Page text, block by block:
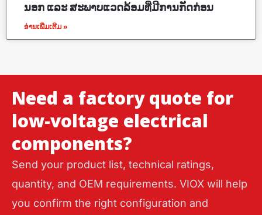
ນອກ ແລະ ສະພາບແວດລ້ອມທີ່ມີການກັດກ່ອນ
ອ່ານເພີ່ມເຕີມ »
Need a factory quote for
low-voltage electrical
components?
Send your product list, technical ratings,
quantity, and OEM requirements. VIOX will help
you confirm the right configuration and